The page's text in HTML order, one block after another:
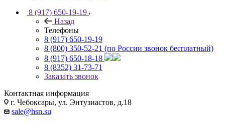
8 (917) 650-19-19
Назад
Телефоны
8 (917) 650-19-19
8 (800) 350-52-21 (по России звонок бесплатный)
8 (917) 650-18-18
8 (8352) 31-73-71
Заказать звонок
Контактная информация
г. Чебоксары, ул. Энтузиастов, д.18
sale@hsn.su